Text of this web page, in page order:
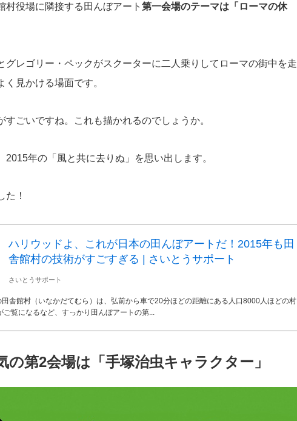
村役場に隣接する田んぼアート 第一会場のテーマは「ローマの休
グレゴリー・ペックがスクーターに二人乗りしてローマの街中を走
見かける場面です。
ごいですね。これも描かれるのでしょうか。
年の「風と共に去りぬ」を思い出します。
た！
ハリウッドよ、これが日本の田んぼアートだ！2015年も田
舎館村の技術がすごすぎる | さいとうサポート
さいとうサポート
舎館村（いなかだてむら）は、弘前から車で20分ほどの距離にある人口8000人ほどの村
覧になるなど、すっかり田んぼアートの第...
の第2会場は「手塚治虫キャラクター」